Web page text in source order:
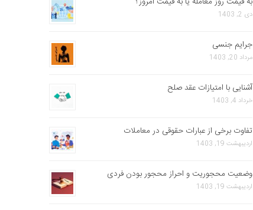
دی 2, 1403
جرایم جنسی
مرداد 20, 1403
آشنایی با امتیازات عقد صلح
خرداد 4, 1403
تفاوت برخی از عبارات حقوقی در معاملات
اردیبهشت 19, 1403
وضعیت محجوریت و احراز محجور بودن فردی
اردیبهشت 19, 1403